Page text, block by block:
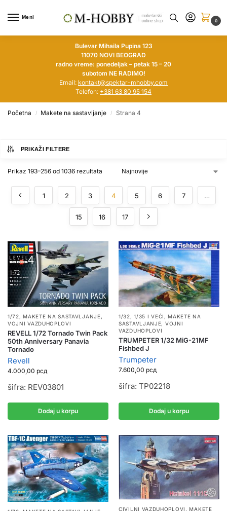
Meni
0
Bulevar Mihaila Pupina 123
11070 NOVI BEOGRAD
radno vreme: ponedeljak – petak 15 – 20
subotom NE RADIMO!
Email: kontakt@spektar-mhobby.com
Telefon: +381 63 80 95 154
Početna / Makete na sastavljanje / Strana 4
PRIKAŽI FILTERE
Prikaz 193–256 od 1036 rezultata
1 2 3 4 5 6 7 …
15 16 17
1/72,MAKETE NA SASTAVLJANJE,
VOJNI VAZDUHOPLOVI
REVELL 1/72 Tornado Twin Pack
50th Anniversary Panavia
Tornado
Revell
4.000,00 рсд
šifra: REV03801
Dodaj u korpu
1/32, 1/35 I VEĆI ,MAKETE NA
SASTAVLJANJE, VOJNI
VAZDUHOPLOVI
TRUMPETER 1/32 MiG-21MF
Fishbed J
Trumpeter
7.600,00 рсд
šifra: TP02218
Dodaj u korpu
CIVILNI VAZDUHOPLOVI ,MAKETE